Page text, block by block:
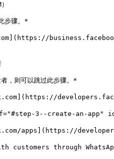
步骤。*
，则可以跳过此步骤。*
3--create-an-app"
apps](https://
customers through